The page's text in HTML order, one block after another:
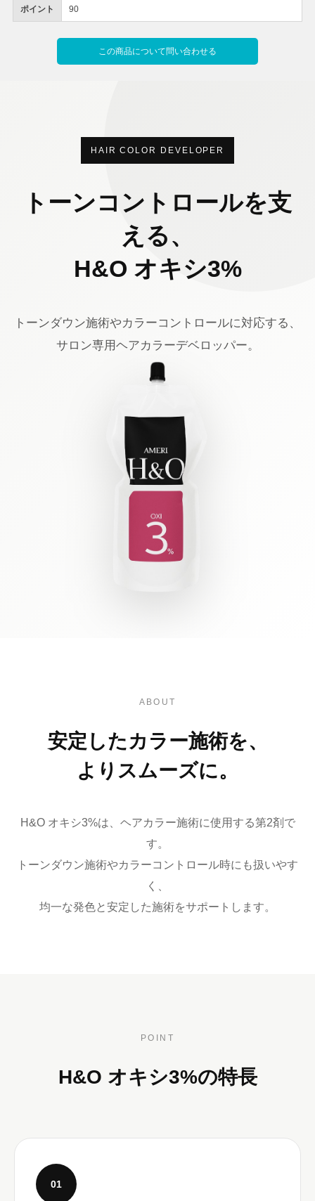
ポイント 90
この商品について問い合わせる
HAIR COLOR DEVELOPER
トーンコントロールを支
える、
H&O オキシ3%
トーンダウン施術やカラーコントロールに対応する、
サロン専用ヘアカラーデベロッパー。
ABOUT
安定したカラー施術を、
よりスムーズに。
H&O オキシ3%は、ヘアカラー施術に使用する第2剤で
す。
トーンダウン施術やカラーコントロール時にも扱いやす
く、
均一な発色と安定した施術をサポートします。
POINT
H&O オキシ3%の特長
01